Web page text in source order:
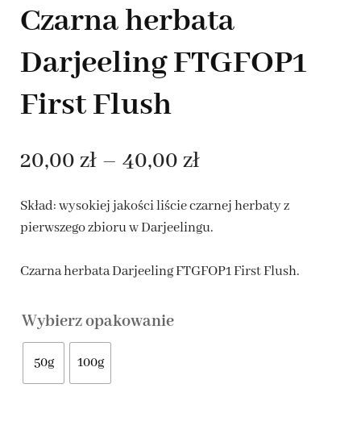
Czarna herbata
Darjeeling FTGFOP1
First Flush
20,00 zł – 40,00 złZakres
cen:
od
20,00 zł
Skład: wysokiej jakości liście czarnej herbaty z
pierwszego zbioru w Darjeelingu.
Czarna herbata Darjeeling FTGFOP1 First Flush.
Wybierz opakowanie
50g 100g